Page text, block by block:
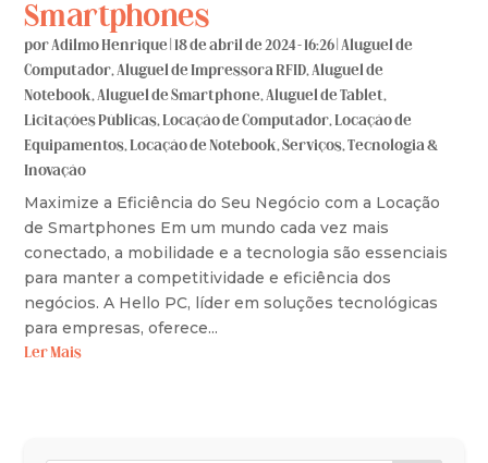
Smartphones
porAdilmo Henrique 18 de abril de 2024 - 16:26 |Aluguel de
Computador,Aluguel de Impressora RFID,Aluguel de
Notebook,Aluguel de Smartphone,Aluguel de Tablet,
Licitações Públicas,Locação de Computador,Locação de
Equipamentos,Locação de Notebook,Serviços,Tecnologia &
Inovação
Maximize a Eficiência do Seu Negócio com a Locação
de Smartphones Em um mundo cada vez mais
conectado, a mobilidade e a tecnologia são essenciais
para manter a competitividade e eficiência dos
negócios. A Hello PC, líder em soluções tecnológicas
para empresas, oferece...
Ler Mais